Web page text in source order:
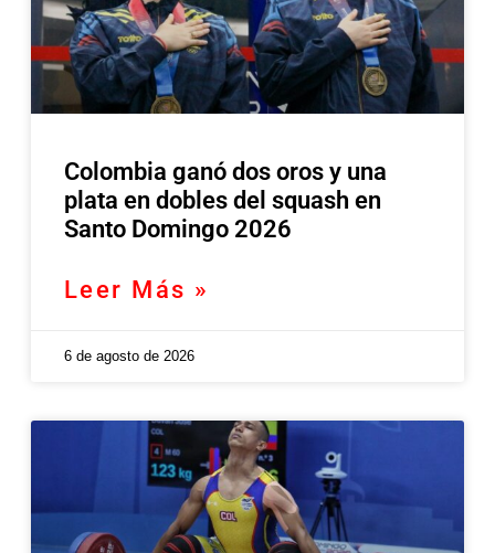
Colombia ganó dos oros y una
plata en dobles del squash en
Santo Domingo 2026
Leer Más »
6 de agosto de 2026